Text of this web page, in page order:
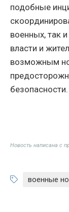
подобные
военных, так
власти и
возможным
безопасности.
Новость написана с
военные